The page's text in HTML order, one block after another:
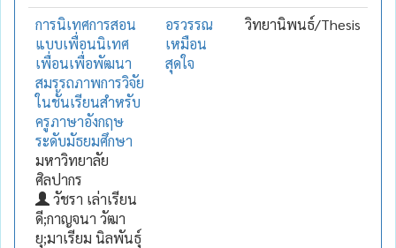
การนิเทศการสอน
แบบเพื่อนนิเทศ
เพื่อนเพื่อพัฒนา
สมรรถภาพการวิจัย
ในชั้นเรียนสำหรับ
ครูภาษาอังกฤษ
ระดับมัธยมศึกษา
มหาวิทยาลัย
ศิลปากร
วัชรา เล่าเรียน
ดี;กาญจนา วัฒา
ยุ;มาเรียม นิลพันธุ์
อรวรรณ
เหมือน
สุดใจ
วิทยานิพนธ์/Thesis